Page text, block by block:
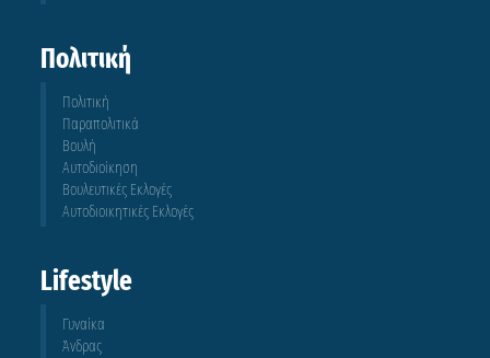
Πολιτική
Πολιτική
Παραπολιτικά
Βουλή
Αυτοδιοίκηση
Βουλευτικές Εκλογές
Αυτοδιοικητικές Εκλογές
Lifestyle
Γυναίκα
Άνδρας